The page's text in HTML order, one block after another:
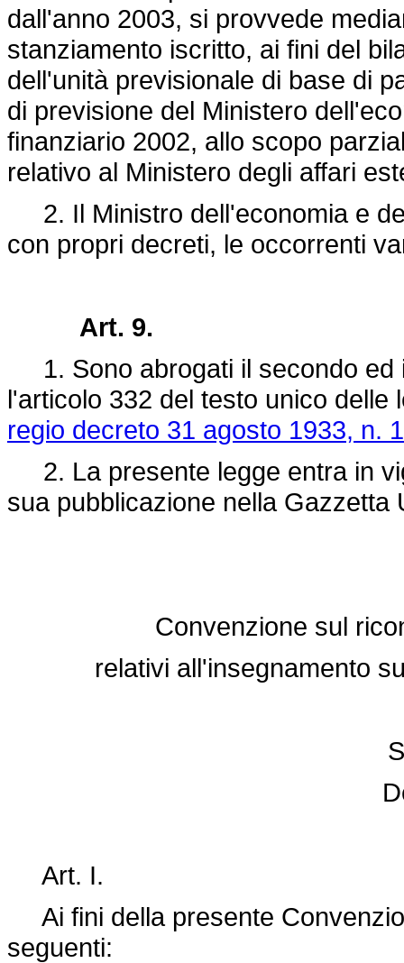
dall'anno 2003, si provvede
stanziamento iscritto, ai fini del
dell'unità previsionale di base di
di previsione del Ministero
finanziario 2002, allo scopo
relativo al Ministero degli affari
2. Il Ministro dell'economia e
con propri decreti, le occorrenti
Art. 9.
1. Sono abrogati il secondo ed
l'articolo 332 del testo unico
regio decreto 31 agosto 1933, n.
2. La presente legge entra in
sua pubblicazione nella Gazzetta
Convenzione sul
relativi all'insegnamento
Art. I.
Ai fini della presente
seguenti: